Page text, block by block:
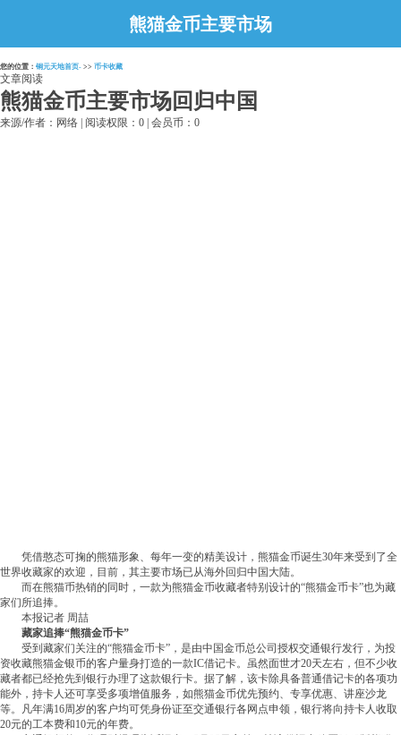
熊猫金币主要市场
回归中国
您的位置： 铜元天地首页- >> 币卡收藏
文章阅读
熊猫金币主要市场回归中国
来源/作者：网络 | 阅读权限：0 | 会员币：0
凭借憨态可掬的熊猫形象、每年一变的精美设计，熊猫金币诞生30年来受到了全
世界收藏家的欢迎，目前，其主要市场已从海外回归中国大陆。
而在熊猫币热销的同时，一款为熊猫金币收藏者特别设计的“熊猫金币卡”也为藏
家们所追捧。
本报记者 周喆
藏家追捧“熊猫金币卡”
受到藏家们关注的“熊猫金币卡”，是由中国金币总公司授权交通银行发行，为投
资收藏熊猫金银币的客户量身打造的一款IC借记卡。虽然面世才20天左右，但不少收
藏者都已经抢先到银行办理了这款银行卡。据了解，该卡除具备普通借记卡的各项功
能外，持卡人还可享受多项增值服务，如熊猫金币优先预约、专享优惠、讲座沙龙
等。凡年满16周岁的客户均可凭身份证至交通银行各网点申领，银行将向持卡人收取
20元的工本费和10元的年费。